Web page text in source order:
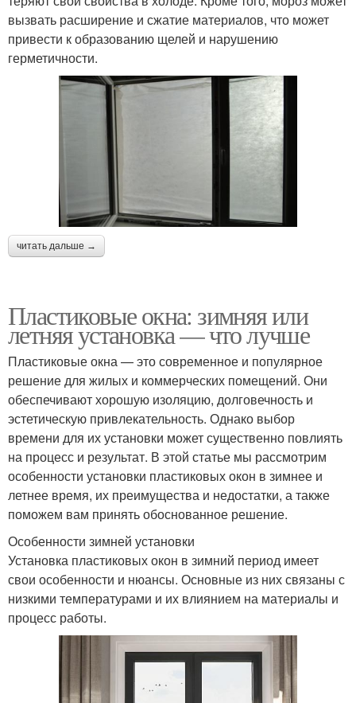
вызвать расширение и сжатие материалов, что может
привести к образованию щелей и нарушению
герметичности.
читать дальше →
Пластиковые окна: зимняя или
летняя установка — что лучше
Пластиковые окна — это современное и популярное
решение для жилых и коммерческих помещений. Они
обеспечивают хорошую изоляцию, долговечность и
эстетическую привлекательность. Однако выбор
времени для их установки может существенно повлиять
на процесс и результат. В этой статье мы рассмотрим
особенности установки пластиковых окон в зимнее и
летнее время, их преимущества и недостатки, а также
поможем вам принять обоснованное решение.
Особенности зимней установки
Установка пластиковых окон в зимний период имеет
свои особенности и нюансы. Основные из них связаны с
низкими температурами и их влиянием на материалы и
процесс работы.